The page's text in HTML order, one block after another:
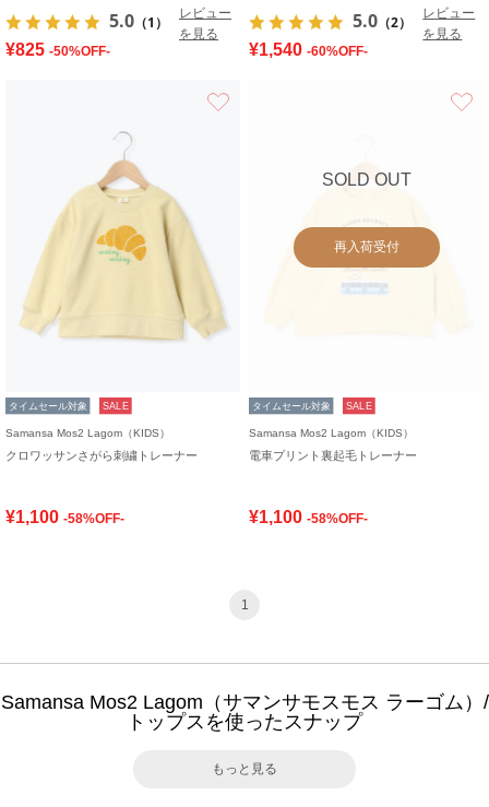
5.0 （1）
レビュー
を見る
¥825 -50%OFF-
5.0 （2）
レビュー
を見る
¥1,540 -60%OFF-
タイムセール対象 SALE
Samansa Mos2 Lagom（KIDS）
クロワッサンさがら刺繍トレーナー
¥1,100 -58%OFF-
SOLD OUT
再入荷受付
タイムセール対象 SALE
Samansa Mos2 Lagom（KIDS）
電車プリント裏起毛トレーナー
¥1,100 -58%OFF-
1
Samansa Mos2 Lagom（サマンサモスモス ラーゴム）/
トップスを使ったスナップ
もっと見る